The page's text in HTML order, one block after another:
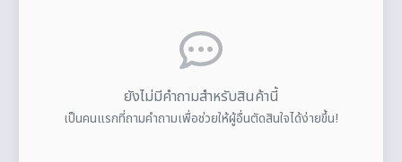
ยังไม่มีคำถามสำหรับสินค้านี้
เป็นคนแรกที่ถามคำถามเพื่อช่วยให้ผู้อื่นตัดสินใจได้ง่ายขึ้น!